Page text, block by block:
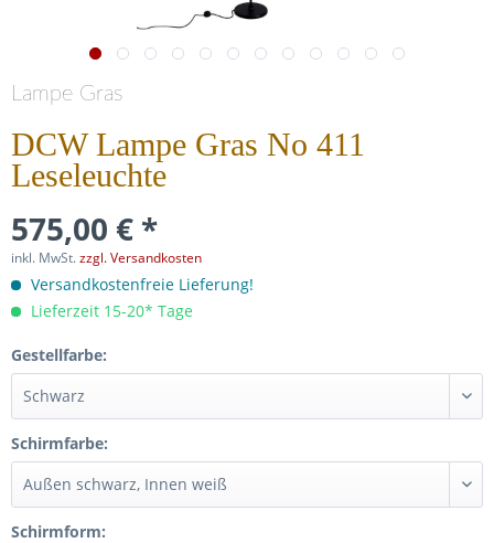
Lampe Gras
DCW Lampe Gras No 411
Leseleuchte
575,00 € *
inkl. MwSt.zzgl. Versandkosten
Versandkostenfreie Lieferung!
Lieferzeit 15-20* Tage
Gestellfarbe:
Schirmfarbe:
Schirmform: